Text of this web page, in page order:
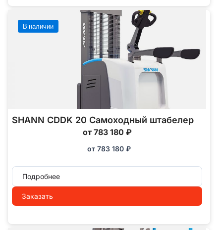
В наличии
SHANN CDDK 20 Самоходный штабелер
от 783 180 ₽
от 783 180 ₽
Подробнее
Заказать